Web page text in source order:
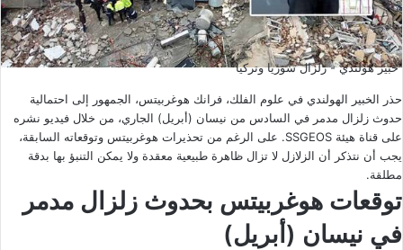
خبير هولندي - زلزال سوريا وتركيا
حذر الخبير الهولندي في علوم الفلك، فرانك هوغربيتس، الجمهور إلى احتمالية
حدوث زلزال مدمر في السادس من نيسان (أبريل) الجاري، من خلال فيديو نشره
على قناة هيئة SSGEOS. على الرغم من تحذيرات هوغربيتس وتوقعاته السابقة،
يجب أن نتذكر أن الزلازل لا تزال ظاهرة طبيعية معقدة ولا يمكن التنبؤ بها بدقة
مطلقة.
توقعات هوغربيتس بحدوث زلزال مدمر
في نيسان (أبريل)